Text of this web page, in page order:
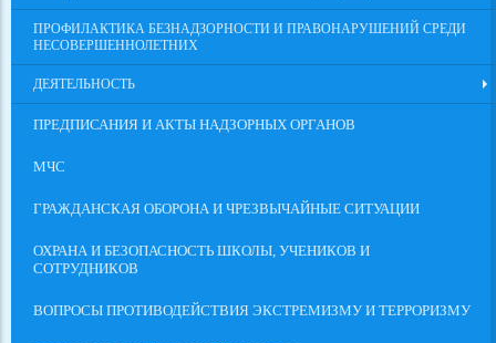
ПРОФИЛАКТИКА БЕЗНАДЗОРНОСТИ И ПРАВОНАРУШЕНИЙ СРЕДИ
НЕСОВЕРШЕННОЛЕТНИХ
ДЕЯТЕЛЬНОСТЬ
ПРЕДПИСАНИЯ И АКТЫ НАДЗОРНЫХ ОРГАНОВ
МЧС
ГРАЖДАНСКАЯ ОБОРОНА И ЧРЕЗВЫЧАЙНЫЕ СИТУАЦИИ
ОХРАНА И БЕЗОПАСНОСТЬ ШКОЛЫ, УЧЕНИКОВ И
СОТРУДНИКОВ
ВОПРОСЫ ПРОТИВОДЕЙСТВИЯ ЭКСТРЕМИЗМУ И ТЕРРОРИЗМУ